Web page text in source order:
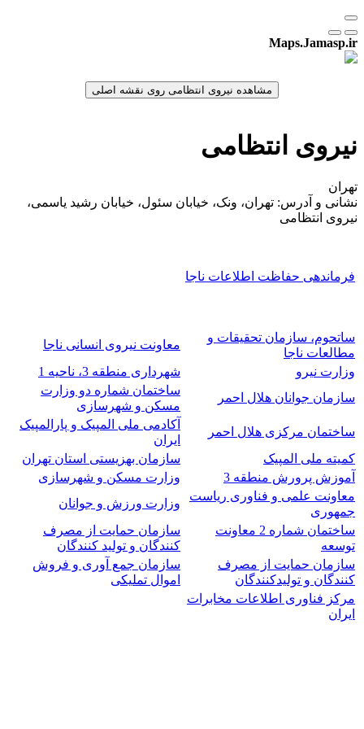
Maps.Jamasp.ir
نیروی انتظامی
تهران
نشانی و آدرس: تهران، ونک، خیابان سئول، خیابان رشید یاسمی،
نیروی انتظامی
فرماندهی حفاظت اطلاعات ناجا
ساتحوم، سازمان تحقیقات و
مطالعات ناجا
معاونت نیروی انسانی ناجا
وزارت نیرو
شهرداری منطقه 3، ناحیه 1
سازمان جوانان هلال احمر
ساختمان شماره دو وزارت
مسکن و شهرسازی
ساختمان مرکزی هلال احمر
آکادمی ملی المپیک و پارالمپیک
ایران
کمیته ملی المپیک
سازمان بهزیستی استان تهران
آموزش پرورش منطقه 3
وزارت مسکن و شهرسازی
معاونت علمی و فناوری ریاست
جمهوری
وزارت ورزش و جوانان
ساختمان شماره 2 معاونت
توسعه
سازمان حمایت از مصرف
کنندگان و تولید کنندگان
سازمان حمایت از مصرف
کنندگان و تولیدکنندگان
سازمان جمع آوری و فروش
اموال تملیکی
مرکز فناوری اطلاعات مخابرات
ایران